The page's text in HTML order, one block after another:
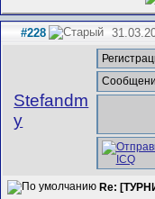
#228
Stefandm
y
Re: